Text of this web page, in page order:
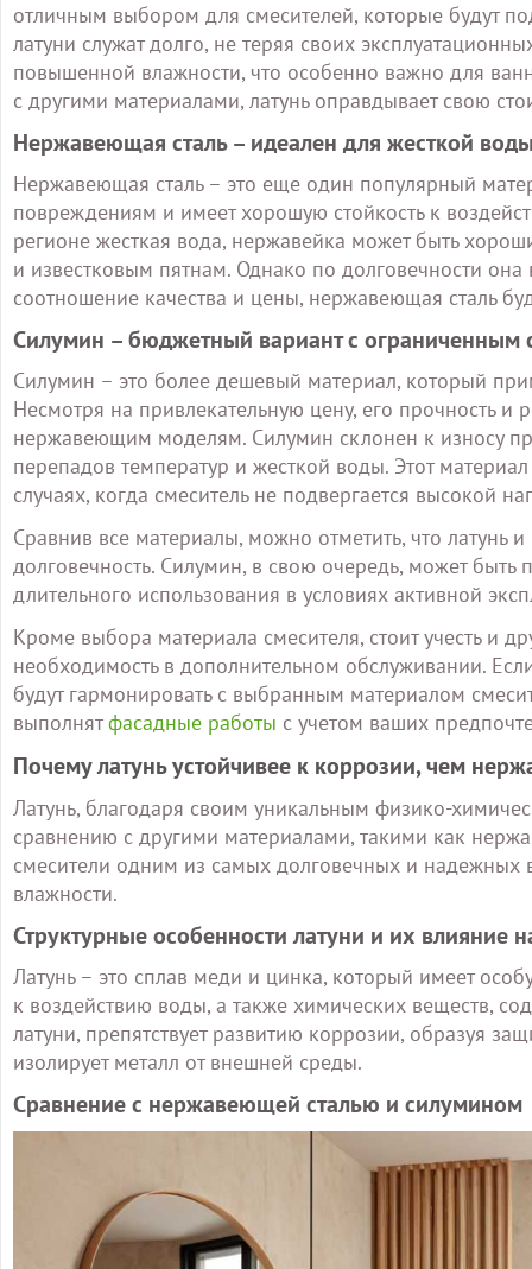
отличным выбором для смесителей, которые будут
латуни служат долго, не теряя своих
повышенной влажности, что особенно важно для
с другими материалами, латунь оправдывает свою
Нержавеющая сталь – идеален для жесткой
Нержавеющая сталь – это еще один популярный
повреждениям и имеет хорошую стойкость к
регионе жесткая вода, нержавейка может быть
и известковым пятнам. Однако по долговечности она
соотношение качества и цены, нержавеющая сталь
Силумин – бюджетный вариант с ограниченным
Силумин – это более дешевый материал, который
Несмотря на привлекательную цену, его прочность и
нержавеющим моделям. Силумин склонен к износу
перепадов температур и жесткой воды. Этот
случаях, когда смеситель не подвергается высокой
Сравнив все материалы, можно отметить, что латунь
долговечность. Силумин, в свою очередь, может
длительного использования в условиях активной
Кроме выбора материала смесителя, стоит учесть и
необходимость в дополнительном обслуживании.
будут гармонировать с выбранным материалом
выполнятфасадные работы с учетом ваших
Почему латунь устойчивее к коррозии, чем
Латунь, благодаря своим уникальным физико-
сравнению с другими материалами, такими как
смесители одним из самых долговечных и надежных
влажности.
Структурные особенности латуни и их влияние
Латунь – это сплав меди и цинка, который имеет
к воздействию воды, а также химических веществ,
латуни, препятствует развитию коррозии, образуя
изолирует металл от внешней среды.
Сравнение с нержавеющей сталью и силумином